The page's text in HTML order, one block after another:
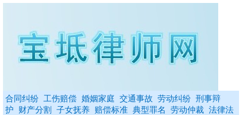
合同纠纷 工伤赔偿 婚姻家庭 交通事故 劳动纠纷 刑事辩
护
财产分割 子女抚养 赔偿标准 典型罪名 劳动仲裁 法律法